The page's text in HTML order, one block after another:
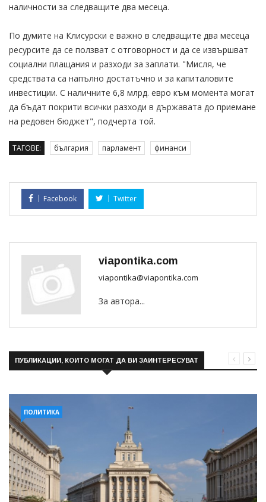
наличности за следващите два месеца.
По думите на Клисурски е важно в следващите два месеца
ресурсите да се ползват с отговорност и да се извършват
социални плащания и разходи за заплати. "Мисля, че
средствата са напълно достатъчно и за капиталовите
инвестиции. С наличните 6,8 млрд. евро към момента могат
да бъдат покрити всички разходи в държавата до приемане
на редовен бюджет", подчерта той.
ТАГОВЕ: българия парламент финанси
Facebook Twitter
viapontika.com
viapontika@viapontika.com
За автора...
ПУБЛИКАЦИИ, КОИТО МОГАТ ДА ВИ ЗАИНТЕРЕСУВАТ
ПОЛИТИКА